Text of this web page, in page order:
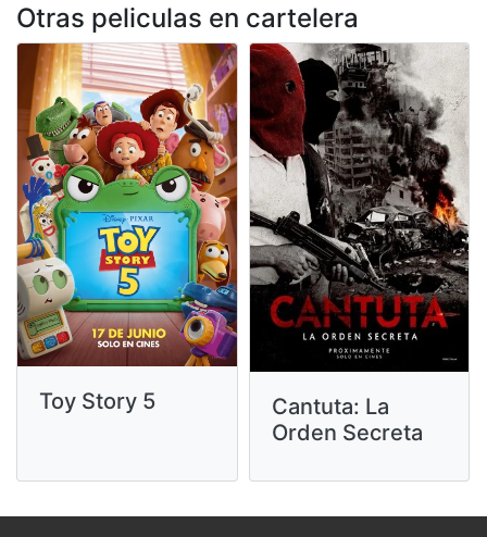
Otras peliculas en cartelera
Toy Story 5
Cantuta: La
Orden Secreta